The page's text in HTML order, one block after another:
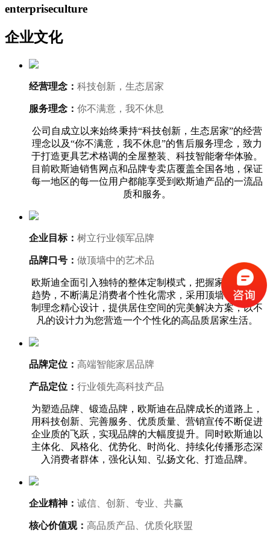
enterpriseculture
企业文化
经营理念： 科技创新，生态居家
服务理念： 你不满意，我不休息
公司自成立以来始终秉持“科技创新，生态居家”的经营
理念以及“你不满意，我不休息”的售后服务理念，致力
于打造更具艺术格调的全屋整装、科技智能奢华体验。
目前欧斯迪销售网点和品牌专卖店覆盖全国各地，保证
每一地区的每一位用户都能享受到欧斯迪产品的一流品
质和服务。
企业目标： 树立行业领军品牌
品牌口号： 做顶墙中的艺术品
欧斯迪全面引入独特的整体定制模式，把握家居装修大
趋势，不断满足消费者个性化需求，采用顶墙一体化定
制理念精心设计，提供居住空间的完美解决方案，以不
凡的设计力为您营造一个个性化的高品质居家生活。
品牌定位： 高端智能家居品牌
产品定位： 行业领先高科技产品
为塑造品牌、锻造品牌，欧斯迪在品牌成长的道路上，
用科技创新、完善服务、优质质量、营销宣传不断促进
企业质的飞跃，实现品牌的大幅度提升。同时欧斯迪以
主体化、风格化、优势化、时尚化、持续化传播形态深
入消费者群体，强化认知、弘扬文化、打造品牌。
企业精神： 诚信、创新、专业、共赢
核心价值观： 高品质产品、优质化联盟